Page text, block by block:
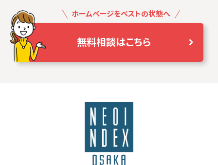
ホームページをベストの状態へ
無料相談はこちら